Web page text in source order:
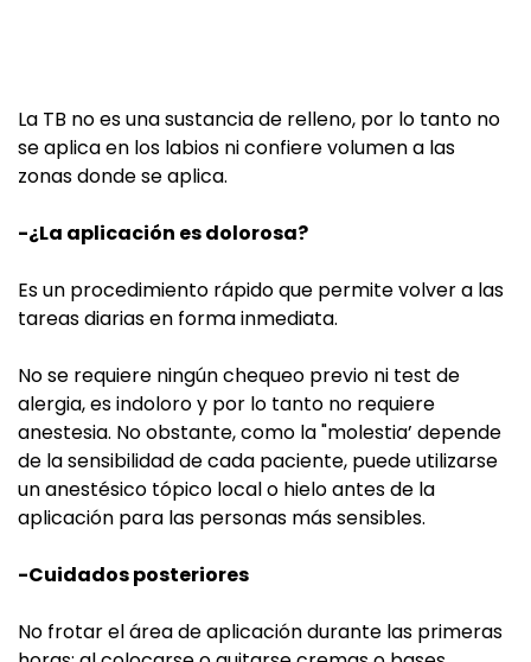
La TB no es una sustancia de relleno, por lo tanto no
se aplica en los labios ni confiere volumen a las
zonas donde se aplica.
-¿La aplicación es dolorosa?
Es un procedimiento rápido que permite volver a las
tareas diarias en forma inmediata.
No se requiere ningún chequeo previo ni test de
alergia, es indoloro y por lo tanto no requiere
anestesia. No obstante, como la "molestia’ depende
de la sensibilidad de cada paciente, puede utilizarse
un anestésico tópico local o hielo antes de la
aplicación para las personas más sensibles.
-Cuidados posteriores
No frotar el área de aplicación durante las primeras